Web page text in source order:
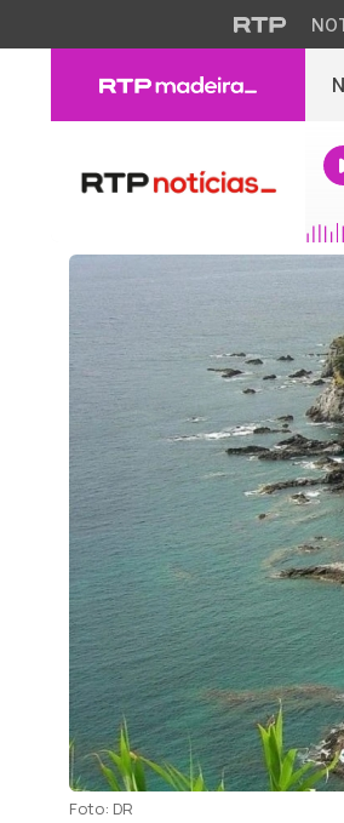
Foto: DR